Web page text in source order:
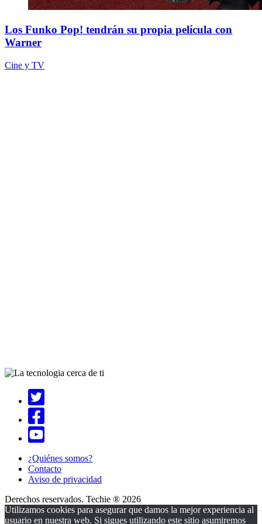
Los Funko Pop! tendrán su propia película con
Warner
Cine y TV
¿Quiénes somos?
Contacto
Aviso de privacidad
Derechos reservados. Techie ® 2026
Utilizamos cookies para asegurar que damos la mejor experiencia al
usuario en nuestra web. Si sigues utilizando este sitio asumiremos